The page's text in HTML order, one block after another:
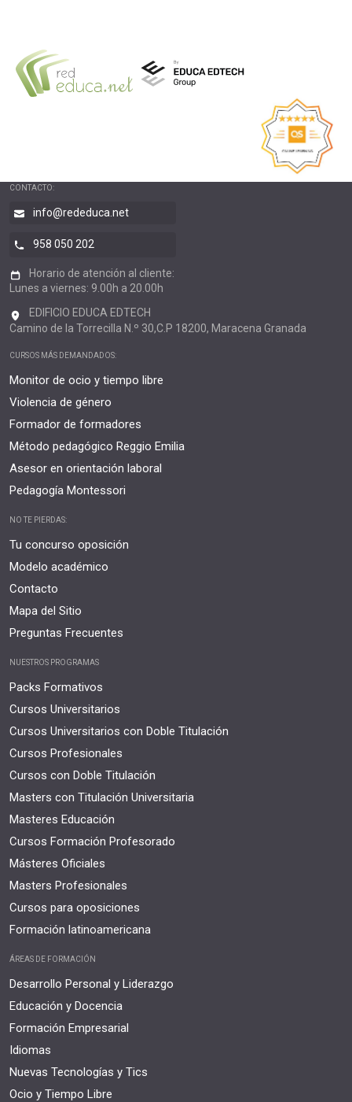
CONTACTO:
info@rededuca.net
958 050 202
Horario de atención al cliente:
Lunes a viernes: 9.00h a 20.00h
EDIFICIO EDUCA EDTECH
Camino de la Torrecilla N.º 30,C.P 18200, Maracena Granada
CURSOS MÁS DEMANDADOS:
Monitor de ocio y tiempo libre
Violencia de género
Formador de formadores
Método pedagógico Reggio Emilia
Asesor en orientación laboral
Pedagogía Montessori
NO TE PIERDAS:
Tu concurso oposición
Modelo académico
Contacto
Mapa del Sitio
Preguntas Frecuentes
NUESTROS PROGRAMAS
Packs Formativos
Cursos Universitarios
Cursos Universitarios con Doble Titulación
Cursos Profesionales
Cursos con Doble Titulación
Masters con Titulación Universitaria
Masteres Educación
Cursos Formación Profesorado
Másteres Oficiales
Masters Profesionales
Cursos para oposiciones
Formación latinoamericana
ÁREAS DE FORMACIÓN
Desarrollo Personal y Liderazgo
Educación y Docencia
Formación Empresarial
Idiomas
Nuevas Tecnologías y Tics
Ocio y Tiempo Libre